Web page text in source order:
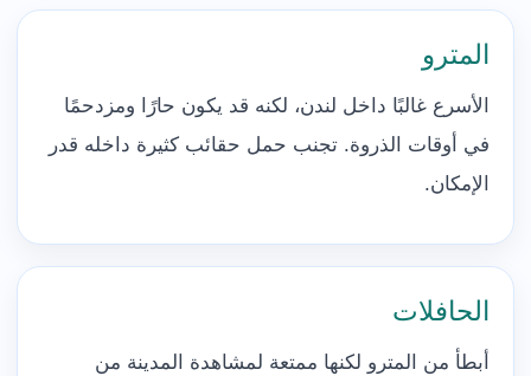
المترو
الأسرع غالبًا داخل لندن، لكنه قد يكون حارًا ومزدحمًا
في أوقات الذروة. تجنب حمل حقائب كثيرة داخله قدر
الإمكان.
الحافلات
أبطأ من المترو لكنها ممتعة لمشاهدة المدينة من